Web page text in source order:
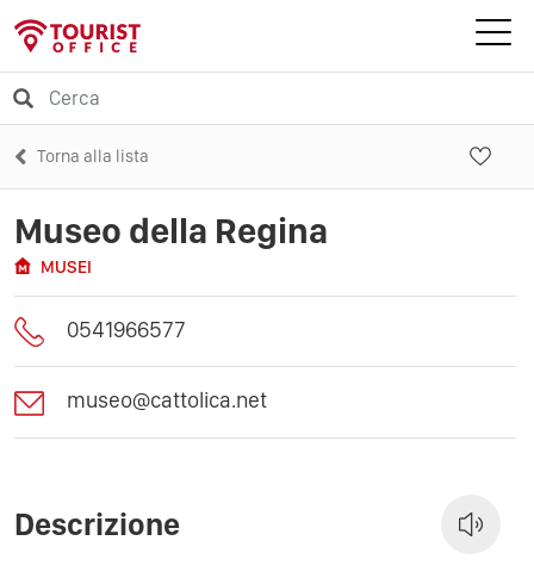
Torna alla lista
Museo della Regina
MUSEI
0541966577
museo@cattolica.net
Descrizione